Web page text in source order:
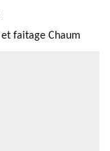
faitage Chaum